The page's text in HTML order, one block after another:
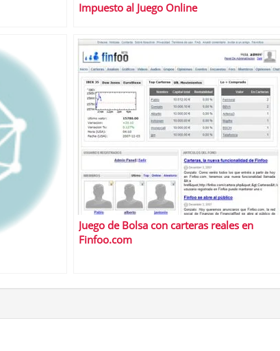
Impuesto al Juego Online
Juego de Bolsa con carteras reales en
Finfoo.com